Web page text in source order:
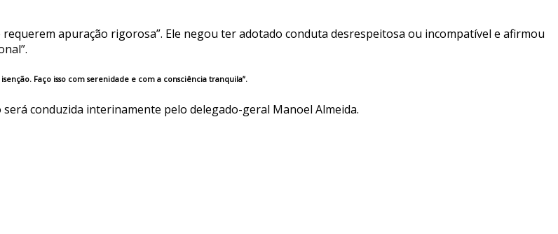
apuração rigorosa”. Ele negou ter adotado conduta desrespeitosa ou incompatível e afirmou
Faço isso com serenidade e com a consciência tranquila”.
conduzida interinamente pelo delegado-geral Manoel Almeida.